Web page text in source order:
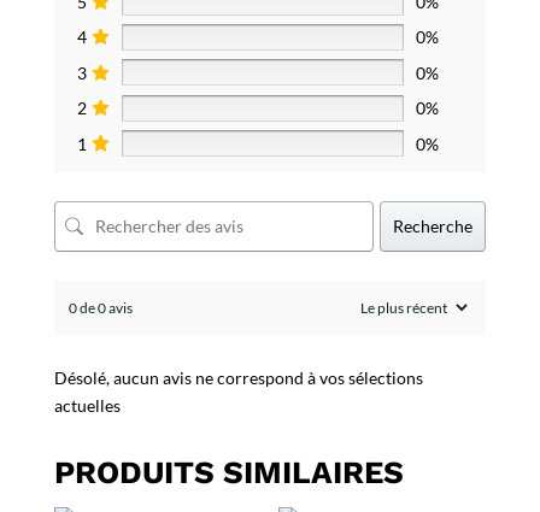
4
0%
3
0%
2
0%
1
0%
Recherche
0 de 0 avis
Désolé, aucun avis ne correspond à vos sélections
actuelles
PRODUITS SIMILAIRES